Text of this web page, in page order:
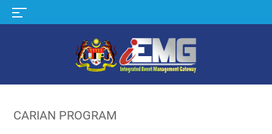
CARIAN PROGRAM